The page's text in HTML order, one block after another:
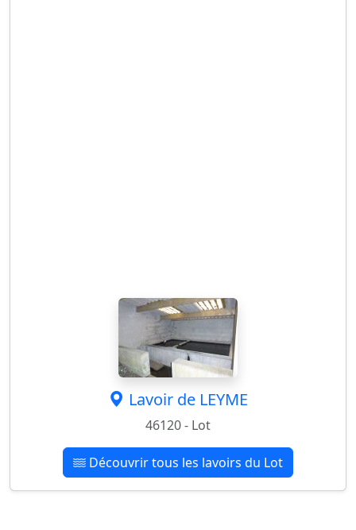
Lavoir de LEYME
46120 - Lot
Découvrir tous les lavoirs du Lot